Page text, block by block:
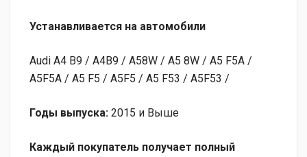
Устанавливается на автомобили
Audi A4 B9 / A4B9 / A58W / A5 8W / A5 F5A /
A5F5A / A5 F5 / A5F5 / A5 F53 / A5F53 /
Годы выпуска: 2015 и Выше
Каждый покупатель получает полный